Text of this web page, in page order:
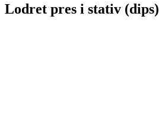
Lodret pres i stativ (dips)